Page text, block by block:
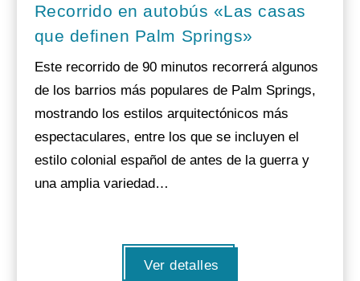
Recorrido en autobús «Las casas
que definen Palm Springs»
Este recorrido de 90 minutos recorrerá algunos
de los barrios más populares de Palm Springs,
mostrando los estilos arquitectónicos más
espectaculares, entre los que se incluyen el
estilo colonial español de antes de la guerra y
una amplia variedad…
Ver detalles